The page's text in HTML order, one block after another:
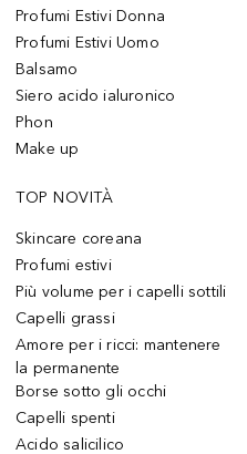
Profumi Estivi Donna
Profumi Estivi Uomo
Balsamo
Siero acido ialuronico
Phon
Make up
TOP NOVITÀ
Skincare coreana
Profumi estivi
Più volume per i capelli sottili
Capelli grassi
Amore per i ricci: mantenere
la permanente
Borse sotto gli occhi
Capelli spenti
Acido salicilico